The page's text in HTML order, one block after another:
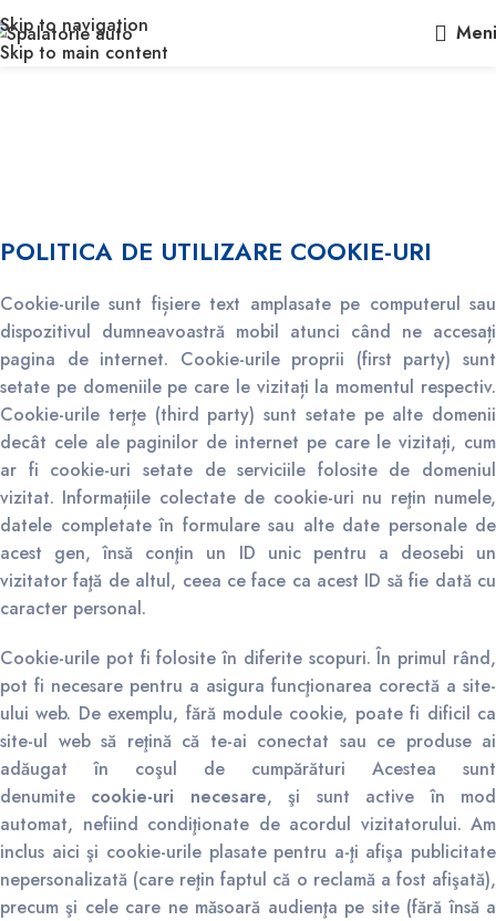
Skip to navigation
Skip to main content
POLITICA DE UTILIZARE COOKIE-URI
Cookie-urile sunt fișiere text amplasate pe computerul sau
dispozitivul dumneavoastră mobil atunci când ne accesați
pagina de internet. Cookie-urile proprii (first party) sunt
setate pe domeniile pe care le vizitați la momentul respectiv.
Cookie-urile terţe (third party) sunt setate pe alte domenii
decât cele ale paginilor de internet pe care le vizitați, cum
ar fi cookie-uri setate de serviciile folosite de domeniul
vizitat. Informațiile colectate de cookie-uri nu reţin numele,
datele completate în formulare sau alte date personale de
acest gen, însă conţin un ID unic pentru a deosebi un
vizitator faţă de altul, ceea ce face ca acest ID să fie dată cu
caracter personal.
Cookie-urile pot fi folosite în diferite scopuri. În primul rând,
pot fi necesare pentru a asigura funcţionarea corectă a site-
ului web. De exemplu, fără module cookie, poate fi dificil ca
site-ul web să reţină că te-ai conectat sau ce produse ai
adăugat în coşul de cumpărături Acestea sunt
denumite cookie-uri necesare, şi sunt active în mod
automat, nefiind condiţionate de acordul vizitatorului. Am
inclus aici şi cookie-urile plasate pentru a-ţi afişa publicitate
nepersonalizată (care reţin faptul că o reclamă a fost afişată),
precum şi cele care ne măsoară audienţa pe site (fără însă a